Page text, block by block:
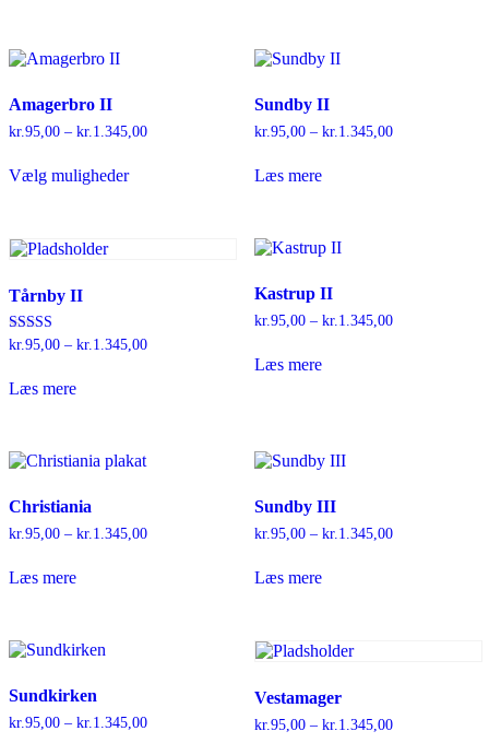
Amagerbro II
kr.95,00 – kr.1.345,00
Vælg mulighedervare
varesiden
Sundby II
kr.95,00 – kr.1.345,00Prisinterval:
Læs mere
Tårnby II
Vurderet
kr.95,00 – kr.1.345,00
Læs mere
Kastrup II
kr. 95,00 – kr. 1.345,00Prisinterval:
Læs mere
Christiania
kr.95,00 – kr.1.345,00
Læs mere
Sundby III
kr.95,00 – kr.1.345,00Prisinterval:
Læs mere
Sundkirken
kr. 95,00 – kr. 1.345,00
Vestamager
kr. 95,00 – kr. 1.345,00Prisinterval: